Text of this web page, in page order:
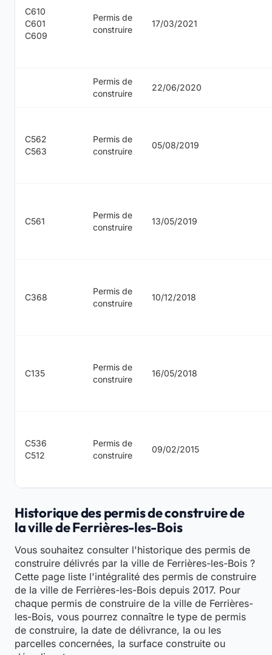
C610
C601
C609
Permis de
construire
17/03/2021
Permis de
construire
22/06/2020
C562
C563
Permis de
construire
05/08/2019
C561
Permis de
construire
13/05/2019
C368
Permis de
construire
10/12/2018
C135
Permis de
construire
16/05/2018
C536
C512
Permis de
construire
09/02/2015
Historique des permis de construire de
la ville de Ferrières-les-Bois
Vous souhaitez consulter l'historique des permis de
construire délivrés par la ville de Ferrières-les-Bois ?
Cette page liste l'intégralité des permis de construire
de la ville de Ferrières-les-Bois depuis 2017. Pour
chaque permis de construire de la ville de Ferrières-
les-Bois, vous pourrez connaître le type de permis
de construire, la date de délivrance, la ou les
parcelles concernées, la surface construite ou